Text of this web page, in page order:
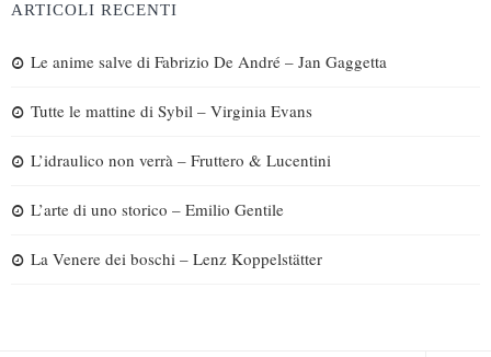
ARTICOLI RECENTI
Le anime salve di Fabrizio De André – Jan Gaggetta
Tutte le mattine di Sybil – Virginia Evans
L’idraulico non verrà – Fruttero & Lucentini
L’arte di uno storico – Emilio Gentile
La Venere dei boschi – Lenz Koppelstätter